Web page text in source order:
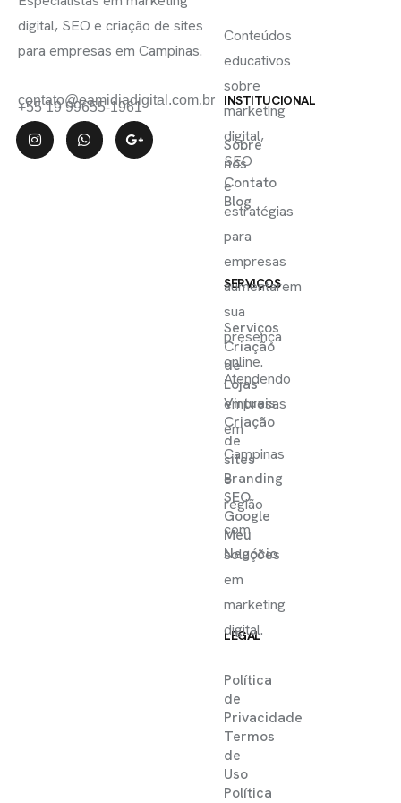
digital, SEO e criação de sites
para empresas em Campinas.
contato@eamidiadigital.com.br
+55 19 99655-1961 INSTITUCIONAL
Sobre
nós
Contato
Blog
SERVIÇOS
Serviços
Criação
de
Lojas
Virtuais
Criação
de
sites
Branding
SEO
Google
Meu
Negócio
LEGAL
Política
de
Privacidade
Termos
de
Uso
Política
Conteúdos
educativos
sobre
marketing
digital,
SEO
e
estratégias
para
empresas
aumentarem
sua
presença
online.
Atendendo
empresas
em
Campinas
e
região
com
soluções
em
marketing
digital.